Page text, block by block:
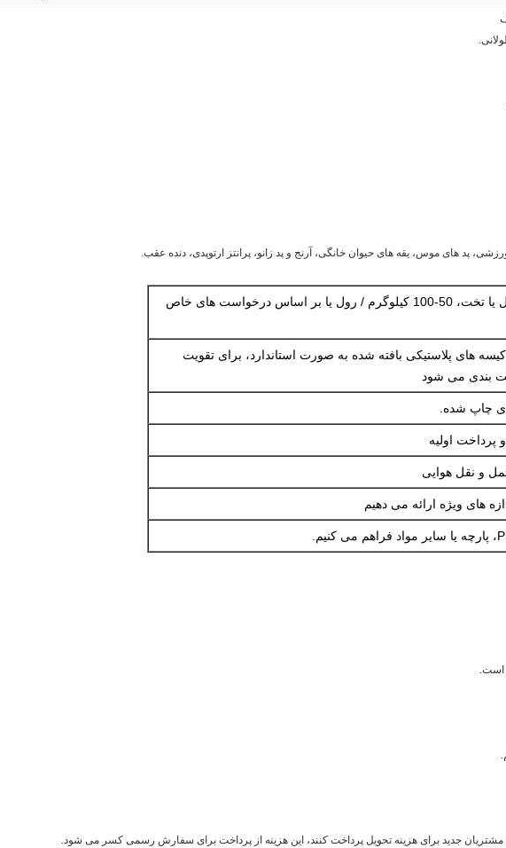
پد های موس، یقه های حیوان خانگی، آرنج و پد زانو، پرانتز ارتوپدی، دنده عقب.
بسته بندی شده در ورق رول یا تخت، 50-100 کیلوگرم / رول یا بر اساس درخواست های خاص
های پلاستیکی بافته شده به صورت استاندارد، برای تقویت
بندی می شود
چاپ شده.
های ویژه ارائه می دهیم
مشتریان جدید برای هزینه تحویل پرداخت کنند، این هزینه از پرداخت برای سفارش رسمی کسر می شود.